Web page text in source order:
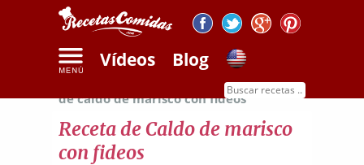
Vídeos Blog
Recetas de sopas y cremas
Receta
de caldo de marisco con fideos
Receta de Caldo de marisco
con fideos